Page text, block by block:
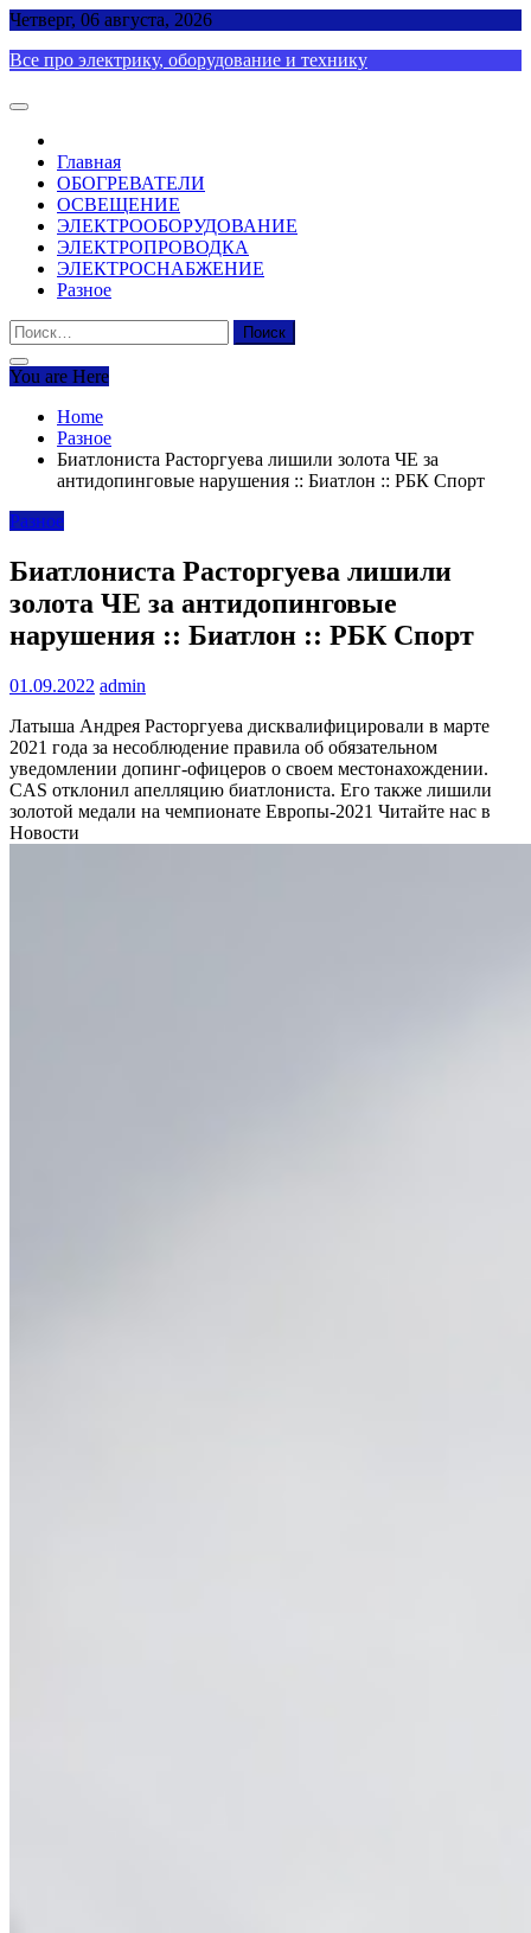
Skip
content
Четверг, 06 августа, 2026
Все про электрику, оборудование и технику
Главная
ОБОГРЕВАТЕЛИ
ОСВЕЩЕНИЕ
ЭЛЕКТРООБОРУДОВАНИЕ
ЭЛЕКТРОПРОВОДКА
ЭЛЕКТРОСНАБЖЕНИЕ
Разное
Найти:
You are Here
Home
Разное
Биатлониста Расторгуева лишили золота ЧЕ за
антидопинговые нарушения :: Биатлон :: РБК Спорт
Разное
Биатлониста Расторгуева лишили
золота ЧЕ за антидопинговые
нарушения :: Биатлон :: РБК Спорт
01.09.2022 admin
Латыша Андрея Расторгуева дисквалифицировали в марте
2021 года за несоблюдение правила об обязательном
уведомлении допинг-офицеров о своем местонахождении.
CAS отклонил апелляцию биатлониста. Его также лишили
золотой медали на чемпионате Европы-2021 Читайте нас в
Новости